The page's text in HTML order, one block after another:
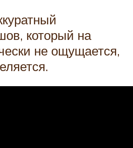
который на
не ощущается,